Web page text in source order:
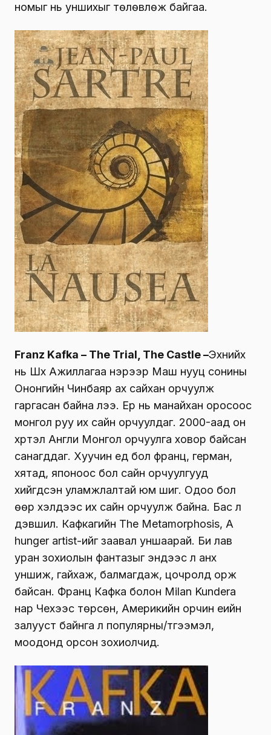
номыг нь уншихыг төлөвлөж байгаа.
Franz Kafka – The Trial, The Castle –Эхнийх
нь Шүүх Ажиллагаа нэрээр Маш нууц сонины
Ононгийн Чинбаяр ах сайхан орчуулж
гаргасан байна лээ. Ер нь манайхан оросоос
монгол руу их сайн орчуулдаг. 2000-аад он
хүртэл Англи Монгол орчуулга ховор байсан
санагддаг. Хуучин үед бол франц, герман,
хятад, японоос бол сайн орчуулгууд
хийгдсэн уламжлалтай юм шиг. Одоо бол
өөр хэлүүдээс их сайн орчуулж байна. Бас л
дэвшил. Кафкагийн The Metamorphosis, А
hunger artist-ийг заавал уншаарай. Би лав
уран зохиолын фантазыг эндээс л анх
уншиж, гайхаж, балмагдаж, цочролд орж
байсан. Франц Кафка болон Milan Kundera
нар Чехээс төрсөн, Америкийн орчин үеийн
залууст байнга л популярны/түгээмэл,
моодонд орсон зохиолчид.